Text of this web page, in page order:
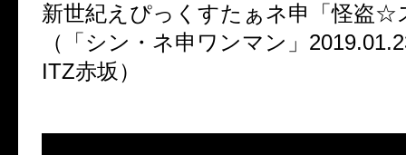
新世紀えぴっくすたぁネ申「怪盗☆
（「シン・ネ申ワンマン」
ITZ赤坂）